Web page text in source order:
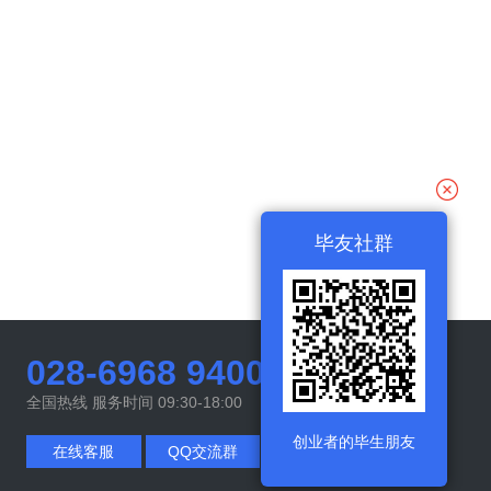
028-6968 9400
全国热线 服务时间 09:30-18:00
在线客服 QQ交流群
毕友社群
创业者的毕生朋友